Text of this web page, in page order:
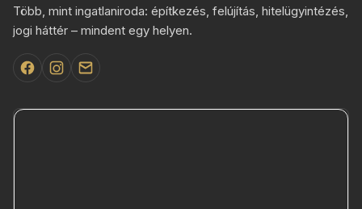
Több, mint ingatlaniroda: építkezés, felújítás, hitelügyintézés,
jogi háttér – mindent egy helyen.